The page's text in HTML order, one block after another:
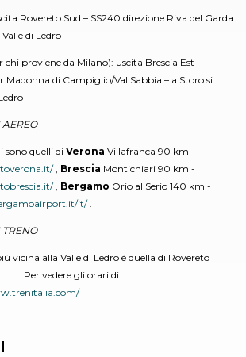
Rovereto Sud – SS240 direzione Riva del Garda
Valle di Ledro
chi proviene da Milano): uscita Brescia Est –
Madonna di Campiglio/Val Sabbia – a Storo si
sono quelli di Verona Villafranca 90 km -
, Brescia Montichiari 90 km -
, Bergamo Orio al Serio 140 km -
it/.
vicina alla Valle di Ledro è quella di Rovereto
gli orari di